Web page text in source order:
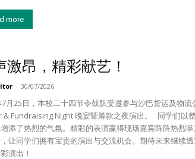
more
激昂，精彩献艺！
- 30/07/2026
月25日，本校二十四节令鼓队受邀参与沙巴货运及物
& Fundraising Night 晚宴暨筹款之夜演出。 同学们以
添了热烈的气氛。精彩的表演赢得现场嘉宾阵阵热烈
让同学们拥有宝贵的演出与交流机会。期待未来继续
演出！